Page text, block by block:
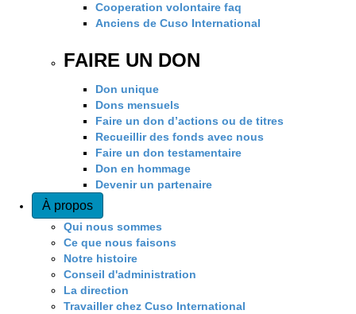
Cooperation volontaire faq
Anciens de Cuso International
FAIRE UN DON
Don unique
Dons mensuels
Faire un don d’actions ou de titres
Recueillir des fonds avec nous
Faire un don testamentaire
Don en hommage
Devenir un partenaire
À propos
Qui nous sommes
Ce que nous faisons
Notre histoire
Conseil d'administration
La direction
Travailler chez Cuso International